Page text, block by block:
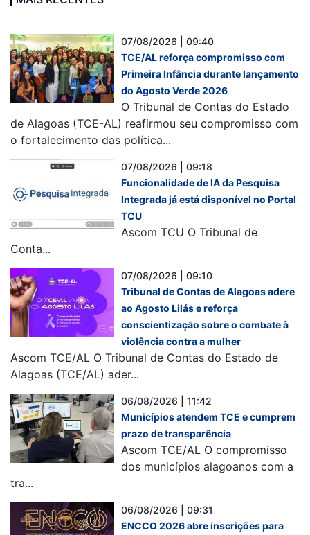
07/08/2026 | 09:40
TCE/AL reforça compromisso com
Primeira Infância durante lançamento
do Agosto Verde 2026
O Tribunal de Contas do Estado
de Alagoas (TCE-AL) reafirmou seu compromisso com
o fortalecimento das política...
07/08/2026 | 09:18
Funcionalidade de IA da Pesquisa
Integrada já está disponível no Portal
TCU
Ascom TCU O Tribunal de
Conta...
07/08/2026 | 09:10
Tribunal de Contas de Alagoas adere
ao Agosto Lilás e reforça
conscientização sobre o combate à
violência contra a mulher
Ascom TCE/AL O Tribunal de Contas do Estado de
Alagoas (TCE/AL) ader...
06/08/2026 | 11:42
Municípios atendem TCE e cumprem
prazo de transparência
Ascom TCE/AL O compromisso
dos municípios alagoanos com a
tra...
06/08/2026 | 09:31
ENCCO 2026 abre inscrições para